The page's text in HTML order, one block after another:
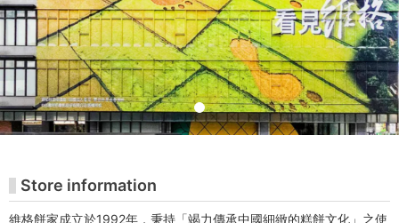
밍
미
술
관
티
켓
Store information
維格餅家成立於1992年，秉持「竭力傳承中國細緻的糕餅文化」之使